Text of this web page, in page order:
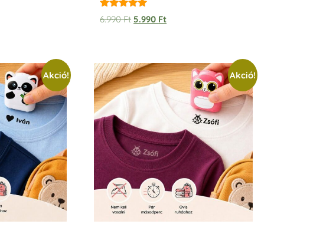
Értékelés:
5.00
6.990Ft 5.990 Ft
Akció! Akció!